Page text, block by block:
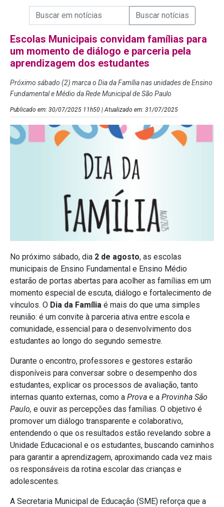
Campo de Busca de Notícias
Campo de Busca de informaçõesEnviar a Busca de Notícias
Escolas Municipais convidam famílias para
um momento de diálogo e parceria pela
aprendizagem dos estudantes
Próximo sábado (2) marca o Dia da Família nas unidades de Ensino
Fundamental e Médio da Rede Municipal de São Paulo
Publicado em: 30/07/2025 11h50 | Atualizado em: 31/07/2025
No próximo sábado, dia 2 de agosto, as escolas
municipais de Ensino Fundamental e Ensino Médio
estarão de portas abertas para acolher as famílias em um
momento especial de escuta, diálogo e fortalecimento de
vínculos. O Dia da Família é mais do que uma simples
reunião: é um convite à parceria ativa entre escola e
comunidade, essencial para o desenvolvimento dos
estudantes ao longo do segundo semestre.
Durante o encontro, professores e gestores estarão
disponíveis para conversar sobre o desempenho dos
estudantes, explicar os processos de avaliação, tanto
internas quanto externas, como a Prova e a Provinha São
Paulo, e ouvir as percepções das famílias. O objetivo é
promover um diálogo transparente e colaborativo,
entendendo o que os resultados estão revelando sobre a
Unidade Educacional e os estudantes, buscando caminhos
para garantir a aprendizagem, aproximando cada vez mais
os responsáveis da rotina escolar das crianças e
adolescentes.
A Secretaria Municipal de Educação (SME) reforça que a